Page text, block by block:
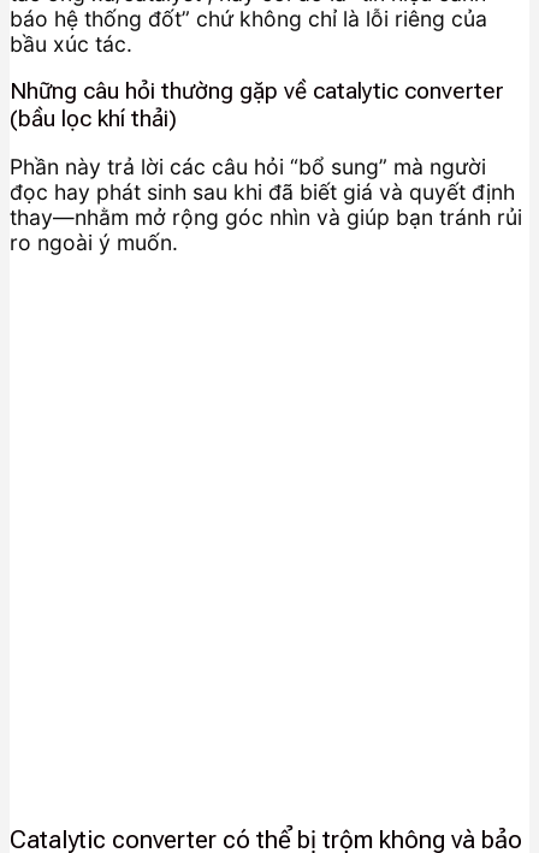
báo hệ thống đốt” chứ không chỉ là lỗi riêng của
bầu xúc tác.
Những câu hỏi thường gặp về catalytic converter
(bầu lọc khí thải)
Phần này trả lời các câu hỏi “bổ sung” mà người
đọc hay phát sinh sau khi đã biết giá và quyết định
thay—nhằm mở rộng góc nhìn và giúp bạn tránh rủi
ro ngoài ý muốn.
Catalytic converter có thể bị trộm không và bảo